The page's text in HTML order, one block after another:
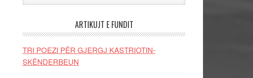
ARTIKUJT E FUNDIT
TRI POEZI PËR GJERGJ KASTRIOTIN-
SKËNDERBEUN